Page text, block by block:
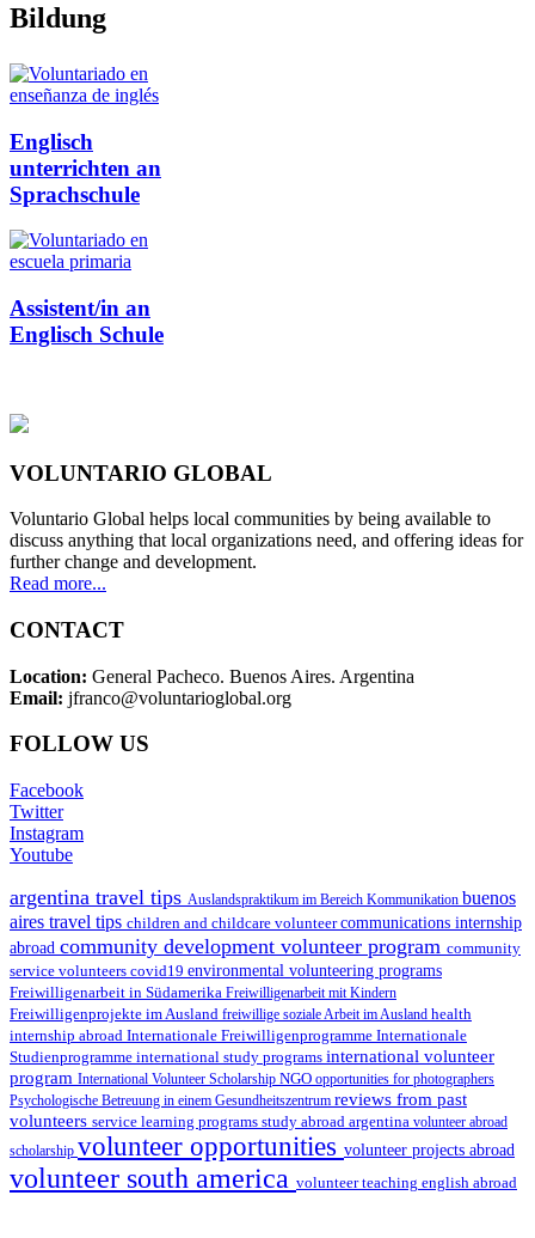
Bildung
Englisch
unterrichten an
Sprachschule
Assistent/in an
Englisch Schule
VOLUNTARIO GLOBAL
Voluntario Global helps local communities by being available to
discuss anything that local organizations need, and offering ideas for
further change and development.
Read more...
CONTACT
Location: General Pacheco. Buenos Aires. Argentina
Email: jfranco@voluntarioglobal.org
FOLLOW US
Facebook
Twitter
Instagram
Youtube
argentina travel tips Auslandspraktikum im Bereich Kommunikation buenos
aires travel tips children and childcare volunteercommunications internship
abroad community development volunteer program community
service volunteers covid19 environmental volunteering programs
Freiwilligenarbeit in Südamerika Freiwilligenarbeit mit Kindern
Freiwilligenprojekte im Ausland freiwillige soziale Arbeit im Ausland health
internship abroad Internationale Freiwilligenprogramme Internationale
Studienprogramme international study programs international volunteer
program International Volunteer Scholarship NGO opportunities for photographers
Psychologische Betreuung in einem Gesundheitszentrum reviews from past
volunteers service learning programs study abroad argentina volunteer abroad
scholarship volunteer opportunities volunteer projects abroad
volunteer south america volunteer teaching english abroad